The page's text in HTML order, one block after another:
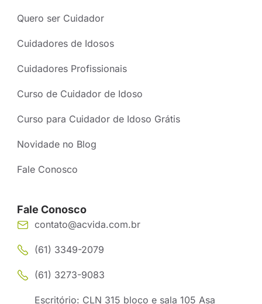
Quero ser Cuidador
Cuidadores de Idosos
Cuidadores Profissionais
Curso de Cuidador de Idoso
Curso para Cuidador de Idoso Grátis
Novidade no Blog
Fale Conosco
Fale Conosco
contato@acvida.com.br
(61) 3349-2079
(61) 3273-9083
Escritório: CLN 315 bloco e sala 105 Asa